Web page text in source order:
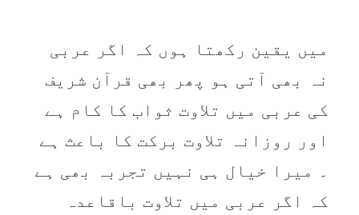
میں یقین رکھتا ہوں کہ اگر عربی
نہ بھی آتی ہو پھر بھی قرآن شریف
کی عربی میں تلاوت ثواب کا کام ہے
اور روزانہ تلاوت برکت کا باعث ہے
۔ میرا خیال ہی نہیں تجربہ بھی ہے
کہ اگر عربی میں تلاوت باقاعدہ